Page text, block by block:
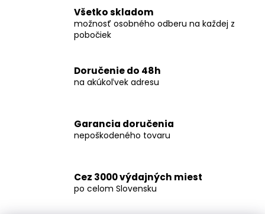
Všetko skladom
možnosť osobného odberu na každej z
pobočiek
Doručenie do 48h
na akúkoľvek adresu
Garancia doručenia
nepoškodeného tovaru
Cez 3000 výdajných miest
po celom Slovensku